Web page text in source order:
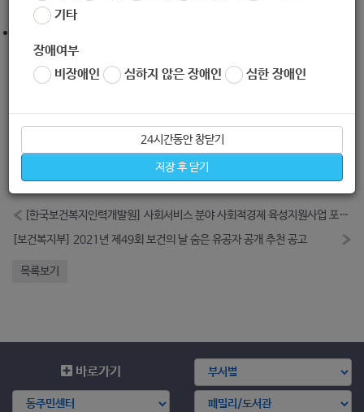
기타
장애여부
비장애인
심하지 않은 장애인 심한 장애인
24시간동안 창닫기
저장 후 닫기
130175107
2020_다붓다붓공모전_아이디어부문신청서.hwp
2020_다붓다붓공모전_홍보영상부문신청서.hwp
«
[한국보건복지인력개발원] 사회서비스 분야 사회적경제 육성지원사업 포럼 개최
[보건복지부] 2021년 제49회 보건의 날 숨은 유공자 공개 추천 공고
»
목록보기
바로가기